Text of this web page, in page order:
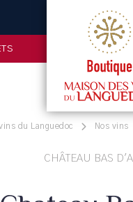
du Languedoc Nos vins
CHÂTEAU BAS